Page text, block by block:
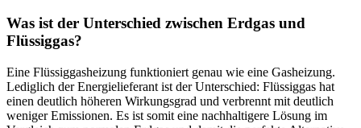
Was ist der Unterschied zwischen Erdgas und
Flüssiggas?
Eine Flüssiggasheizung funktioniert genau wie eine Gasheizung.
Lediglich der Energielieferant ist der Unterschied: Flüssiggas hat
einen deutlich höheren Wirkungsgrad und verbrennt mit deutlich
weniger Emissionen. Es ist somit eine nachhaltigere Lösung im